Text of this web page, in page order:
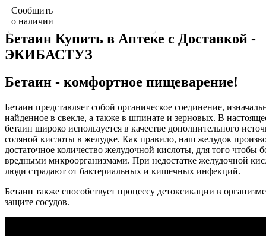
Сообщить
о наличии
Бетаин Купить в Аптеке с Доставкой -
ЭКИБАСТУЗ
Бетаин - комфортное пищеварение!
Бетаин представляет собой органическое соединение,
найденное в свекле, а также в шпинате и зерновых. В
бетаин широко используется в качестве дополнительного
соляной кислоты в желудке. Как правило, наш желудок
достаточное количество желудочной кислоты, для того чтобы
вредными микроорганизмами. При недостатке желудочной
люди страдают от бактериальных и кишечных инфекций.
Бетаин также способствует процессу детоксикации в
защите сосудов.